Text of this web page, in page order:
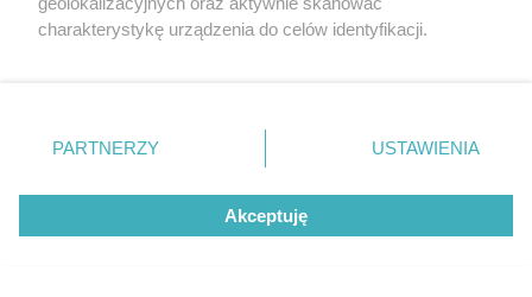
charakterystykę urządzenia do celów identyfikacji.
zmienić/wycofać klikając przycisk ustawień prywatności
znajdujący się w lewym dolnym rogu strony
rodzaje przetwarzania danych nie wymagają zgody
użytkownika, ale masz prawo sprzeciwić się takiemu
przetwarzaniu. Preferencje będą miały zastosowanie tylko
PARTNERZY USTAWIENIA
Akceptuję